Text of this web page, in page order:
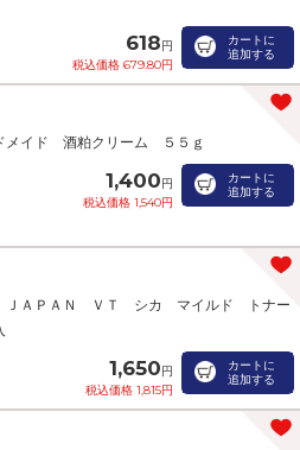
618円
税込価格 679.80円
カートに
追加する
メイド 酒粕クリーム ５５ｇ
1,400円
税込価格 1,540円
カートに
追加する
ＡＰＡＮ ＶＴ シカ マイルド トナー
1,650円
税込価格 1,815円
カートに
追加する